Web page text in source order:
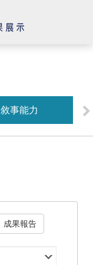
敘事能力
成果報告